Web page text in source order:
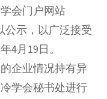
会门户网站
公示，以广泛接受
4月19日。
企业情况持有异
学会秘书处进行